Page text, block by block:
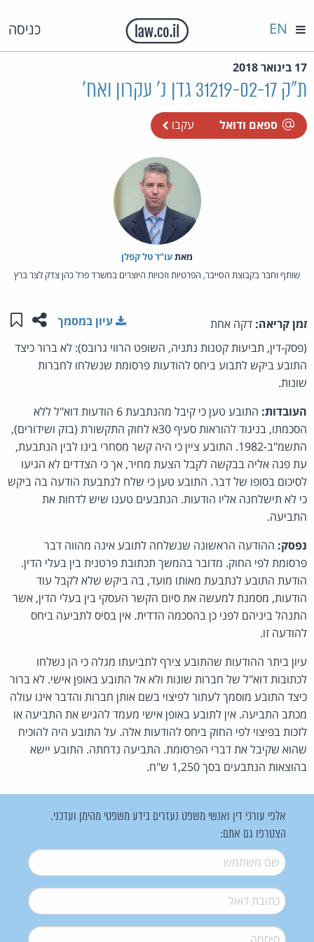
כניסה EN
17 בינואר 2018
ת"ק 31219-02-17 גדן נ' עקרון ואח'
ספאם ודואל עקבו
מאת‏עו"ד טל קפלן
שותף וחבר בקבוצת הסייבר, הפרטיות וזכויות היוצרים במשרד פרל כהן צדק לצר ברץ
זמן קריאה: דקה אחת שתפו
עיון במסמך
(פסק-דין, תביעות קטנות נתניה, השופט הרווי גרובס): לא ברור כיצד
התובע ביקש לתבוע ביחס להודעות פרסומת שנשלחו לחברות
שונות.
העובדות:
התובע טען כי קיבל מהנתבעת 6 הודעות דוא"ל ללא
הסכמתו, בניגוד להוראות סעיף 30א לחוק התקשורת (בזק ושידורים),
התשמ"ב-1982. התובע ציין כי היה קשר מסחרי בינו לבין הנתבעת,
עת פנה אליה בבקשה לקבל הצעת מחיר, אך כי הצדדים לא הגיעו
לסיכום בסופו של דבר. התובע טען כי שלח לנתבעת הודעה בה ביקש
כי לא תישלחנה אליו הודעות. הנתבעים טענו שיש לדחות את
התביעה.
נפסק: ההודעה הראשונה שנשלחה לתובע אינה מהווה דבר
פרסומת לפי החוק. מדובר בהמשך תכתובת פרטנית בין בעלי הדין.
הודעת התובע לנתבעת מאותו מועד, בה ביקש שלא לקבל עוד
הודעות, מסמנת למעשה את סיום הקשר העסקי בין בעלי הדין, אשר
התנהל ביניהם לפני כן בהסכמה הדדית. אין בסיס לתביעה ביחס
להודעה זו.
עיון ביתר ההודעות שהתובע צירף לתביעתו מגלה כי הן נשלחו
לכתובות דוא"ל של חברות שונות ולא אל התובע באופן אישי. לא ברור
כיצד התובע מוסמך לעתור לפיצוי בשם אותן חברות והדבר אינו עולה
מכתב התביעה. אין לתובע באופן אישי מעמד להגיש את התביעה או
לזכות בפיצוי לפי החוק ביחס להודעות אלה. על התובע היה להוכיח
שהוא שקיבל את דברי הפרסומת. התביעה נדחתה. התובע יישא
בהוצאות הנתבעים בסך 1,250 ש"ח.
אלפי עורכי דין ואנשי משפט נעזרים בידע משפטי מהימן ועדכני.
הצטרפו גם אתם:
שם משתמש*
דואל*
סיסמה*